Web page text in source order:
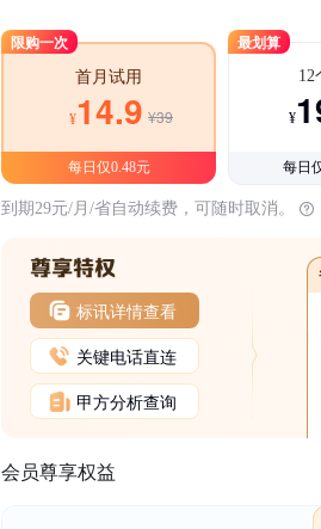
限购一次
首月试用
¥14.9 ¥39
每日仅0.48元
最划算
12
¥
每日
到期29元/月/省自动续费，可随时取消。
标讯详情查看
关键电话直连
甲方分析查询
会员尊享权益